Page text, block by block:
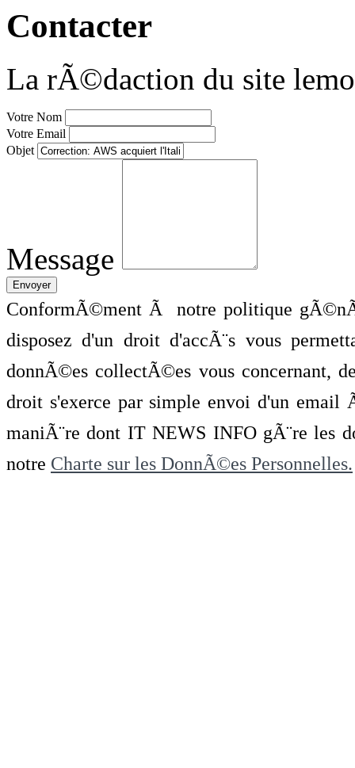
Contacter
La rÃ©daction du site
Votre Nom
Votre Email
Objet
Message
ConformÃ©ment Ã notre politique
disposez d'un droit d'accÃ¨s vous
donnÃ©es collectÃ©es vous concernant,
droit s'exerce par simple envoi d'un
maniÃ¨re dont IT NEWS INFO gÃ¨re les
notre Charte sur les DonnÃ©es Personnelles.